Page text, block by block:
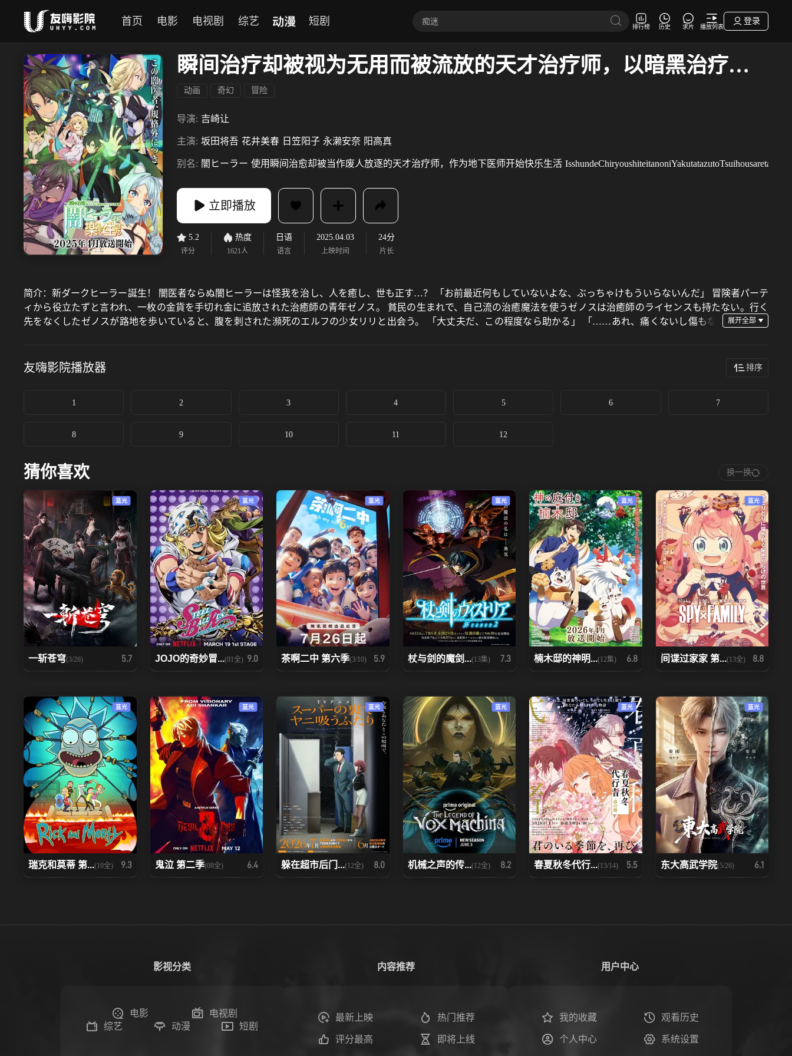
首页 电影 电视剧 综艺 动漫 短剧 排行榜 历史 求片 播放列表
登录
瞬间治疗却被视为无用而被流放的天才治疗师，以暗黑治疗师的身份幸福地生活着
动画 奇幻 冒险
导演: 吉崎让
主演: 坂田将吾 花井美春 日笠阳子 永濑安奈 阳高真
别名: 闇ヒーラー 使用瞬间治愈却被当作废人放逐的天才治疗师，作为地下医师开始快乐生活
立即播放
5.2
评分
热度
1621人
日语
语言
2025.04.03
上映时间
24分
片长
简介：新ダークヒーラー誕生！ 闇医者ならぬ闇ヒーラーは怪我を治し、人を癒し、世も正す…？ 「お前最近何もしていないよな、ぶっちゃけもういらないんだ」 冒険者パーテ
ィから役立たずと言われ、一枚の金貨を手切れ金に追放された治癒師の青年ゼノス。 貧民の生まれで、自己流の治癒魔法を使うゼノスは治癒師のライセンスも持たない。行く
先をなくしたゼノスが路地を歩いていると、腹を刺された瀕死のエルフの少女リリと出会う。 「大丈夫だ、この程度なら助かる」 「……あれ、痛くないし傷もな
友嗨影院播放器 排序
1 2 3 4 5 6 7
8 9 10 11 12
猜你喜欢 换一换
蓝光
一斩苍穹(3/26) 5.7
蓝光
JOJO的奇妙冒...(01全) 9.0
蓝光
茶啊二中 第六季(3/10) 5.9
蓝光
杖与剑的魔剑...(13集) 7.3
蓝光
楠木邸的神明...(12集) 6.8
蓝光
间谍过家家 第...(13全) 8.8
蓝光
瑞克和莫蒂 第...(10全) 9.3
蓝光
鬼泣 第二季(08全) 6.4
蓝光
躲在超市后门...(12全) 8.0
蓝光
机械之声的传...(12全) 8.2
蓝光
春夏秋冬代行...(13/14) 5.5
蓝光
东大高武学院(5/26) 6.1
影视分类
电影
电视剧
综艺
动漫 短剧
内容推荐
最新上映 热门推荐
评分最高 即将上线
用户中心
我的收藏 观看历史
个人中心 系统设置